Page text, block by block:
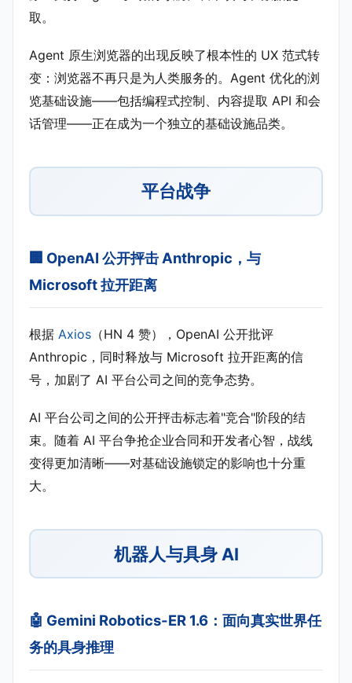
取。
Agent 原生浏览器的出现反映了根本性的 UX 范式转
变：浏览器不再只是为人类服务的。Agent 优化的浏
览基础设施——包括编程式控制、内容提取 API 和会
话管理——正在成为一个独立的基础设施品类。
平台战争
🏢 OpenAI 公开抨击 Anthropic，与
Microsoft 拉开距离
根据 Axios （HN 4 赞），OpenAI 公开批评
Anthropic，同时释放与 Microsoft 拉开距离的信
号，加剧了 AI 平台公司之间的竞争态势。
AI 平台公司之间的公开抨击标志着"竞合"阶段的结
束。随着 AI 平台争抢企业合同和开发者心智，战线
变得更加清晰——对基础设施锁定的影响也十分重
大。
机器人与具身 AI
🤖 Gemini Robotics-ER 1.6：面向真实世界任
务的具身推理